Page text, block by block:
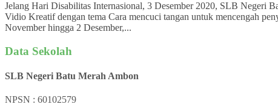
Jelang Hari Disabilitas Internasional, 3 Desember 2020, SLB Negeri
Vidio Kreatif dengan tema Cara mencuci tangan untuk mencengah
November hingga 2 Desember,...
Data Sekolah
SLB Negeri Batu Merah Ambon
NPSN : 60102579